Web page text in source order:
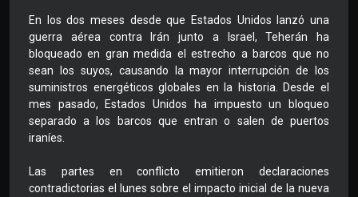
En los dos meses desde que Estados Unidos lanzó una
guerra aérea contra Irán junto a Israel, Teherán ha
bloqueado en gran medida el estrecho a barcos que no
sean los suyos, causando la mayor interrupción de los
suministros energéticos globales en la historia. Desde el
mes pasado, Estados Unidos ha impuesto un bloqueo
separado a los barcos que entran o salen de puertos
iraníes.
Las partes en conflicto emitieron declaraciones
contradictorias el lunes sobre el impacto inicial de la nueva